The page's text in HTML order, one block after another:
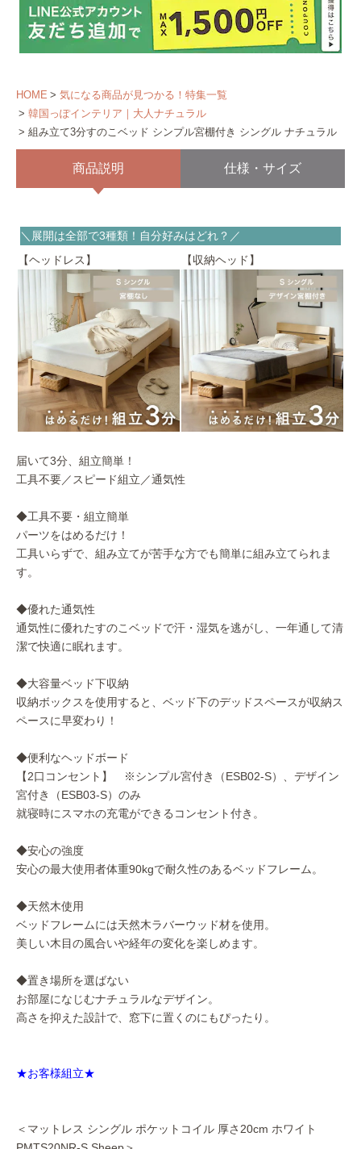
HOME
気になる商品が見つかる！特集一覧
韓国っぽインテリア｜大人ナチュラル
組み立て3分すのこベッド シンプル宮棚付き シングル ナチュラル
商品説明 仕様・サイズ
＼展開は全部で3種類！自分好みはどれ？／
【ヘッドレス】
【収納ヘッド】
届いて3分、組立簡単！
工具不要／スピード組立／通気性
◆工具不要・組立簡単
パーツをはめるだけ！
工具いらずで、組み立てが苦手な方でも簡単に組み立てられま
す。
◆優れた通気性
通気性に優れたすのこベッドで汗・湿気を逃がし、一年通して清
潔で快適に眠れます。
◆大容量ベッド下収納
収納ボックスを使用すると、ベッド下のデッドスペースが収納ス
ペースに早変わり！
◆便利なヘッドボード
【2口コンセント】 ※シンプル宮付き（ESB02-S）、デザイン
宮付き（ESB03-S）のみ
就寝時にスマホの充電ができるコンセント付き。
◆安心の強度
安心の最大使用者体重90kgで耐久性のあるベッドフレーム。
◆天然木使用
ベッドフレームには天然木ラバーウッド材を使用。
美しい木目の風合いや経年の変化を楽しめます。
◆置き場所を選ばない
お部屋になじむナチュラルなデザイン。
高さを抑えた設計で、窓下に置くのにもぴったり。
★お客様組立★
＜マットレス シングル ポケットコイル 厚さ20cm ホワイト